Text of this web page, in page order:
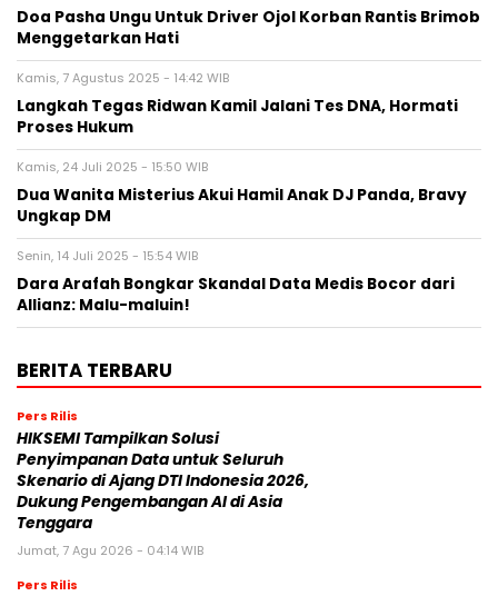
Doa Pasha Ungu Untuk Driver Ojol Korban Rantis Brimob
Menggetarkan Hati
Kamis, 7 Agustus 2025 - 14:42 WIB
Langkah Tegas Ridwan Kamil Jalani Tes DNA, Hormati
Proses Hukum
Kamis, 24 Juli 2025 - 15:50 WIB
Dua Wanita Misterius Akui Hamil Anak DJ Panda, Bravy
Ungkap DM
Senin, 14 Juli 2025 - 15:54 WIB
Dara Arafah Bongkar Skandal Data Medis Bocor dari
Allianz: Malu-maluin!
BERITA TERBARU
Pers Rilis
HIKSEMI Tampilkan Solusi
Penyimpanan Data untuk Seluruh
Skenario di Ajang DTI Indonesia 2026,
Dukung Pengembangan AI di Asia
Tenggara
Jumat, 7 Agu 2026 - 04:14 WIB
Pers Rilis